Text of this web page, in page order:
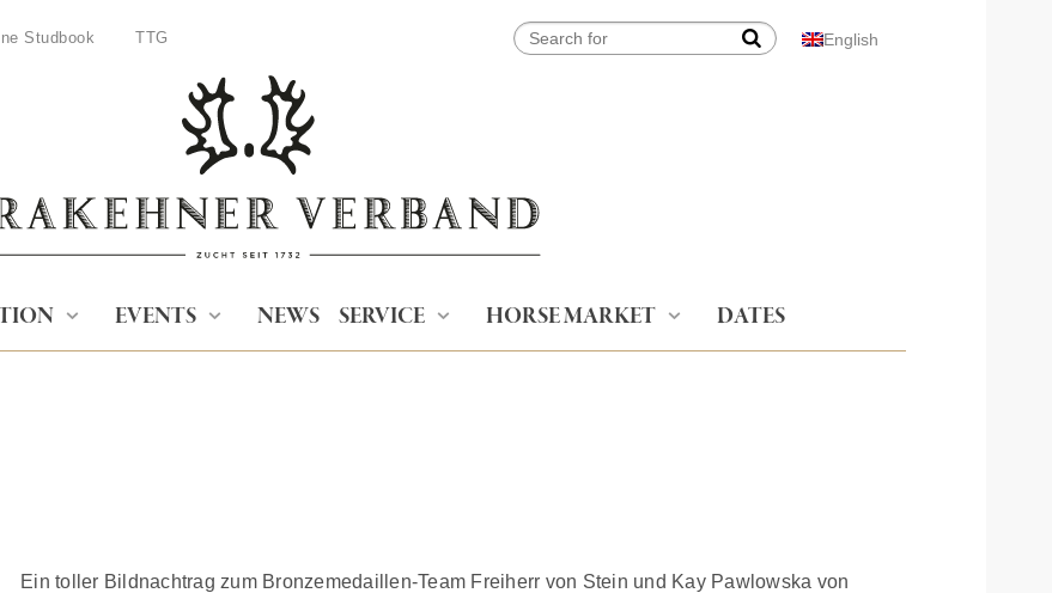
Studbook TTG English
EVENTS NEWS SERVICE HORSE MARKET DATES
Ein toller Bildnachtrag zum Bronzemedaillen-Team Freiherr von Stein und Kay Pawlowska von